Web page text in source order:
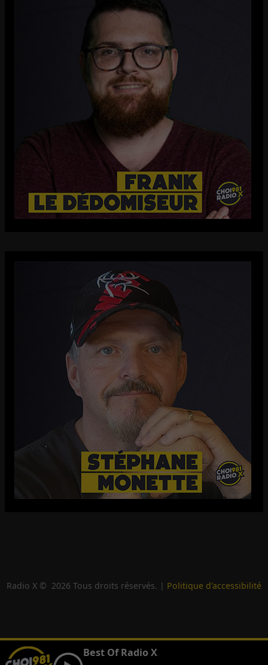
Radio X © 2026 Tous droits réservés. | Politique d'accessibilité
Best Of Radio X